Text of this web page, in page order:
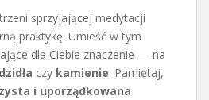
sprzyjającej medytacji
praktykę. Umieść w tym
dla Ciebie znaczenie — na
czy kamienie. Pamiętaj,
i uporządkowana